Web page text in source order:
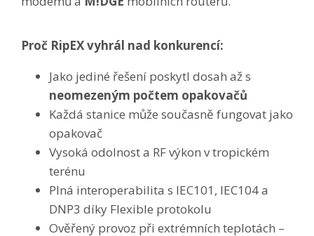
Proč RipEX vyhrál nad konkurencí:
Jako jediné řešení poskytl dosah až s
neomezeným počtem opakovačů
Každá stanice může současně fungovat jako
opakovač
Vysoká odolnost a RF výkon v tropickém
terénu
Plná interoperabilita s IEC101, IEC104 a
DNP3 díky Flexible protokolu
Ověřený provoz při extrémních teplotách –